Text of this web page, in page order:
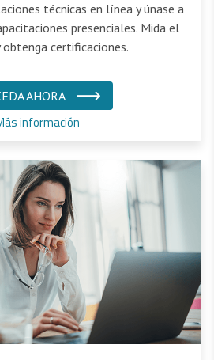
técnicas en línea y únase a
presenciales. Mida el
obtenga certificaciones.
AHORA
información